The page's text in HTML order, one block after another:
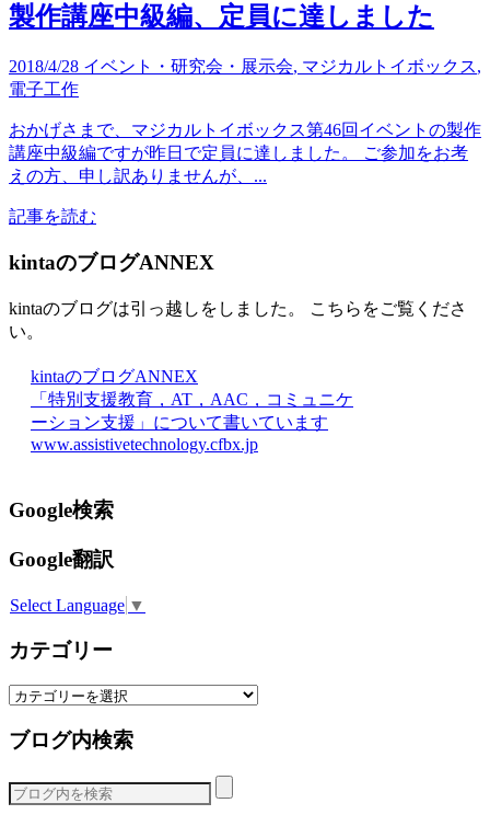
製作講座中級編、定員に達しました
2018/4/28 イベント・研究会・展示会, マジカルトイボックス,
電子工作
おかげさまで、マジカルトイボックス第46回イベントの製作
講座中級編ですが昨日で定員に達しました。 ご参加をお考
えの方、申し訳ありませんが、...
記事を読む
kintaのブログANNEX
kintaのブログは引っ越しをしました。 こちらをご覧くださ
い。
kintaのブログANNEX
「特別支援教育，AT，AAC，コミュニケ
ーション支援」について書いています
www.assistivetechnology.cfbx.jp
Google検索
Google翻訳
Select Language ▼
カテゴリー
カ
ゴ
ー
ブログ内検索